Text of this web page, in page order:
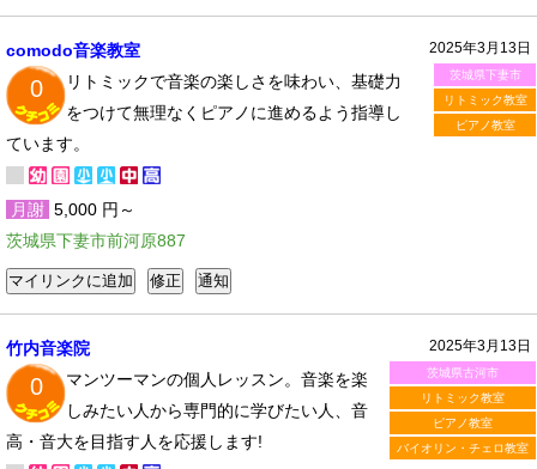
2025年3月13日
茨城県下妻市
リトミック教室
ピアノ教室
comodo音楽教室
0
リトミックで音楽の楽しさを味わい、基礎力
をつけて無理なくピアノに進めるよう指導し
ています。
月謝 5,000 円～
茨城県下妻市前河原887
2025年3月13日
茨城県古河市
リトミック教室
ピアノ教室
バイオリン・チェロ教室
竹内音楽院
0
マンツーマンの個人レッスン。音楽を楽
しみたい人から専門的に学びたい人、音
高・音大を目指す人を応援します!